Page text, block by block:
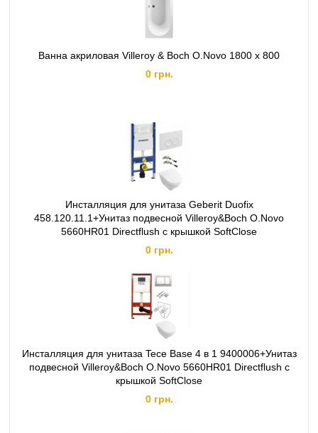
Ванна акриловая Villeroy & Boch O.Novo 1800 х 800
0 грн.
Инсталляция для унитаза Geberit Duofix
458.120.11.1+Унитаз подвесной Villeroy&Boch O.Novo
5660HR01 Directflush с крышкой SoftClose
0 грн.
Инсталляция для унитаза Tece Base 4 в 1 9400006+Унитаз
подвесной Villeroy&Boch O.Novo 5660HR01 Directflush с
крышкой SoftClose
0 грн.